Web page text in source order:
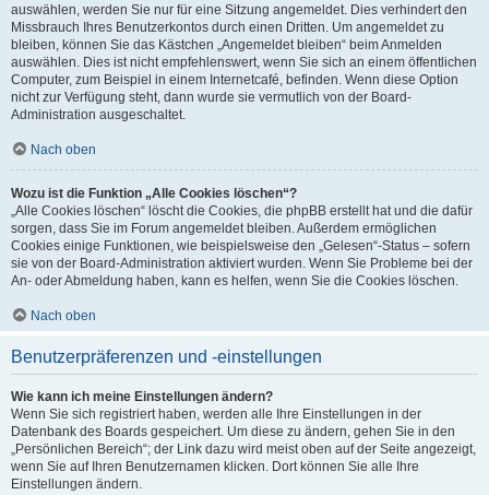
auswählen, werden Sie nur für eine Sitzung angemeldet. Dies verhindert den
Missbrauch Ihres Benutzerkontos durch einen Dritten. Um angemeldet zu
bleiben, können Sie das Kästchen „Angemeldet bleiben“ beim Anmelden
auswählen. Dies ist nicht empfehlenswert, wenn Sie sich an einem öffentlichen
Computer, zum Beispiel in einem Internetcafé, befinden. Wenn diese Option
nicht zur Verfügung steht, dann wurde sie vermutlich von der Board-
Administration ausgeschaltet.
Nach oben
Wozu ist die Funktion „Alle Cookies löschen“?
„Alle Cookies löschen“ löscht die Cookies, die phpBB erstellt hat und die dafür
sorgen, dass Sie im Forum angemeldet bleiben. Außerdem ermöglichen
Cookies einige Funktionen, wie beispielsweise den „Gelesen“-Status – sofern
sie von der Board-Administration aktiviert wurden. Wenn Sie Probleme bei der
An- oder Abmeldung haben, kann es helfen, wenn Sie die Cookies löschen.
Nach oben
Benutzerpräferenzen und -einstellungen
Wie kann ich meine Einstellungen ändern?
Wenn Sie sich registriert haben, werden alle Ihre Einstellungen in der
Datenbank des Boards gespeichert. Um diese zu ändern, gehen Sie in den
„Persönlichen Bereich“; der Link dazu wird meist oben auf der Seite angezeigt,
wenn Sie auf Ihren Benutzernamen klicken. Dort können Sie alle Ihre
Einstellungen ändern.